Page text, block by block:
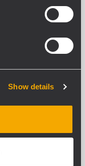
Show details